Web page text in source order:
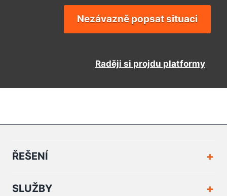
Nezávazně popsat situaci
Raději si projdu platformy
ŘEŠENÍ
SLUŽBY